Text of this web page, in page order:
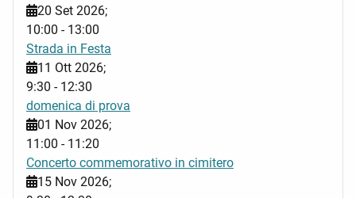
20 Set 2026;
10:00 - 13:00
Strada in Festa
11 Ott 2026;
9:30 - 12:30
domenica di prova
01 Nov 2026;
11:00 - 11:20
Concerto commemorativo in cimitero
15 Nov 2026;